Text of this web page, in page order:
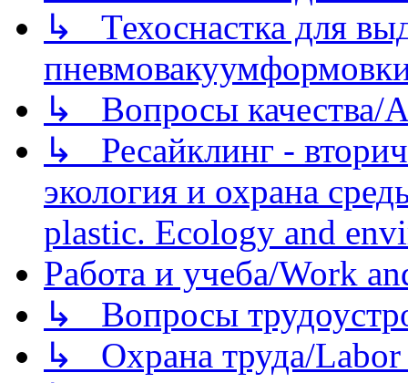
↳ Техоснастка для
↳ Вопросы качества/
↳ Ресайклинг -
экология и охрана
plastic. Ecology and
Работа и учеба/Work
↳ Вопросы
↳ Охрана труда/Labor